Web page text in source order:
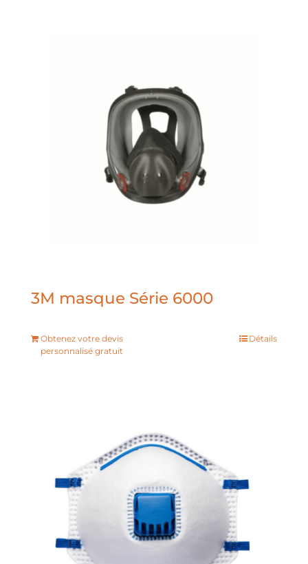
3M masque Série 6000
Obtenez votre devis
personnalisé gratuit
Détails